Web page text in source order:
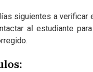
siguientes a
al estudiante